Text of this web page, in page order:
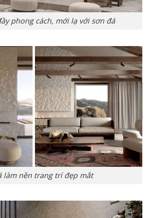
phong cách, mới lạ với sơn đá
làm nền trang trí đẹp mắt